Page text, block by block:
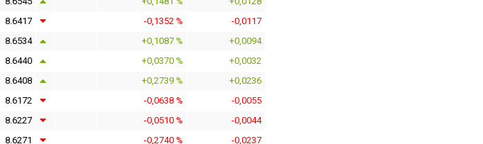
8.6417 -0,1352 %
-0,0117
8.6534 +0,1087 %
+0,0094
8.6440 +0,0370 %
+0,0032
8.6408 +0,2739 %
+0,0236
8.6172 -0,0638 %
-0,0055
8.6227 -0,0510 %
-0,0044
8.6271 -0,2740 %
-0,0237